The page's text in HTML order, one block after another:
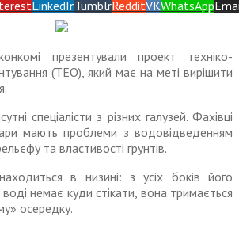
LinkedInTumblrRedditVKWhatsApp
презентували проект техніко-
(ТЕО), який має на меті вирішити
спеціалісти з різних галузей. Фахівці
мають проблеми з водовідведенням
та властивості ґрунтів.
в низині: з усіх боків його
немає куди стікати, вона тримається
осередку.